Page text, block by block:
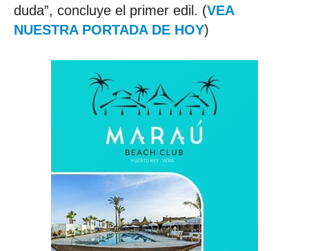
duda”, concluye el primer edil. (VEA
NUESTRA PORTADA DE HOY)